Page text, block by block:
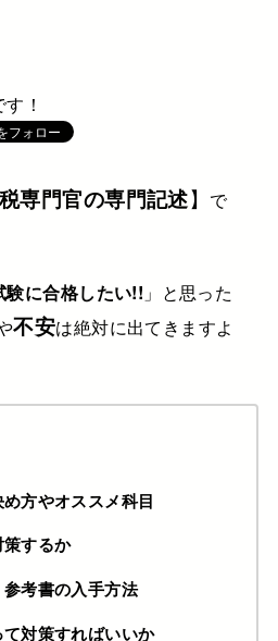
！
専門官の専門記述】 で
に合格したい!! 」と思った
不安は絶対に出てきますよ
方やオススメ科目
するか
考書の入手方法
対策すればいいか